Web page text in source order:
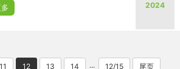
2024
11 12 13 14 ··· 12/15 尾页